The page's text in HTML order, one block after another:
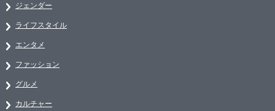
ジェンダー
ライフスタイル
エンタメ
ファッション
グルメ
カルチャー